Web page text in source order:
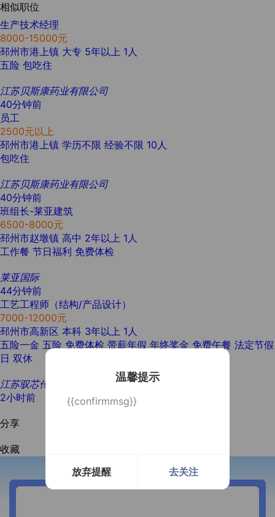
相似职位
生产技术经理
8000-15000元
邳州市港上镇 大专 5年以上 1人
五险 包吃住
江苏贝斯康药业有限公司
40分钟前
员工
2500元以上
邳州市港上镇 学历不限 经验不限 10人
包吃住
江苏贝斯康药业有限公司
40分钟前
班组长-莱亚建筑
6500-8000元
邳州市赵墩镇 高中 2年以上 1人
工作餐 节日福利 免费体检
莱亚国际
44分钟前
工艺工程师（结构/产品设计）
7000-12000元
邳州市高新区 本科 3年以上 1人
五险一金 五险 免费体检 带薪年假 年终奖金 免费午餐 法定节假
日 双休
江苏驭芯传感器科技有限公司
2小时前
分享
收藏
温馨提示
{{confirmmsg}}
放弃提醒 去关注